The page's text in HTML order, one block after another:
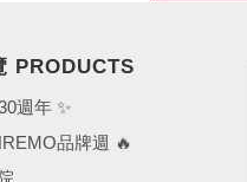
PRODUCTS
週年 ✨
品牌週 🔥